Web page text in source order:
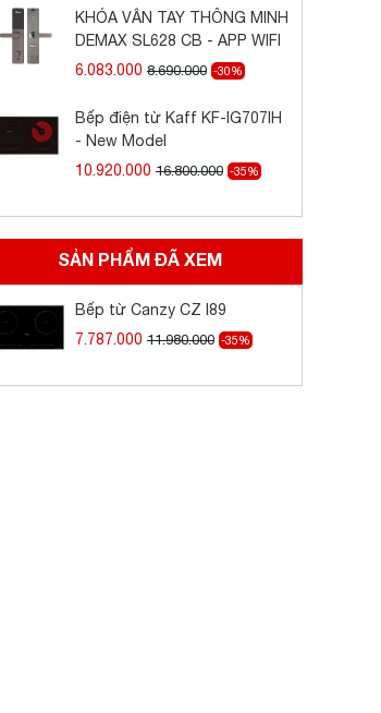
KHÓA VÂN TAY THÔNG MINH
DEMAX SL628 CB - APP WIFI
6.083.000 8.690.000 -30%
Bếp điện từ Kaff KF-IG707IH
- New Model
10.920.000 16.800.000 -35%
SẢN PHẨM ĐÃ XEM
Bếp từ Canzy CZ I89
7.787.000 11.980.000 -35%